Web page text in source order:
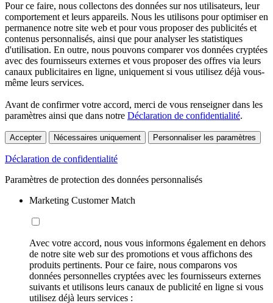
Pour ce faire, nous collectons des données sur nos utilisateurs, leur
comportement et leurs appareils. Nous les utilisons pour optimiser en
permanence notre site web et pour vous proposer des publicités et
contenus personnalisés, ainsi que pour analyser les statistiques
d'utilisation. En outre, nous pouvons comparer vos données cryptées
avec des fournisseurs externes et vous proposer des offres via leurs
canaux publicitaires en ligne, uniquement si vous utilisez déjà vous-
même leurs services.
Avant de confirmer votre accord, merci de vous renseigner dans les
paramètres ainsi que dans notre Déclaration de confidentialité.
Accepter Nécessaires uniquement Personnaliser les paramètres
Déclaration de confidentialité
Paramètres de protection des données personnalisés
Marketing Customer Match
Avec votre accord, nous vous informons également en dehors
de notre site web sur des promotions et vous affichons des
produits pertinents. Pour ce faire, nous comparons vos
données personnelles cryptées avec les fournisseurs externes
suivants et utilisons leurs canaux de publicité en ligne si vous
utilisez déjà leurs services :